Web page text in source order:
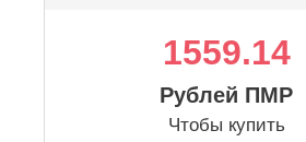
1559.14
Рублей ПМР
Чтобы купить